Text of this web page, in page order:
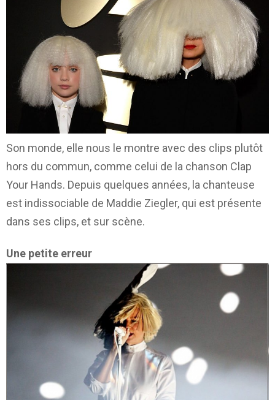
Son monde, elle nous le montre avec des clips plutôt
hors du commun, comme celui de la chanson Clap
Your Hands. Depuis quelques années, la chanteuse
est indissociable de Maddie Ziegler, qui est présente
dans ses clips, et sur scène.
Une petite erreur